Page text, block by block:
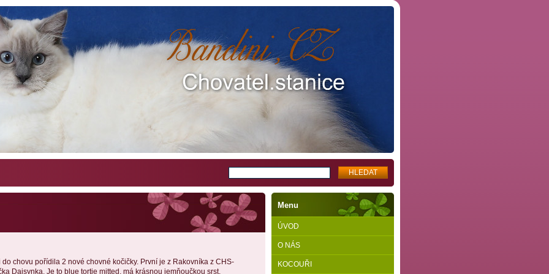
chovu pořídila 2 nové chovné kočičky. První je z Rakovníka z CHS-
Daisynka. Je to blue tortie mitted, má krásnou jemňoučkou srst,
Menu
ÚVOD
O NÁS
KOCOUŘI